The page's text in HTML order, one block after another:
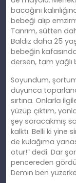
bacağını kal
bebeği alıp
Tanrım, sütten
Baldız daha 25
bebeğin
dersen, tam yağlı
Soyundum,
duyunca
sırtına. Onlarla
yüzüp çıktım,
şey soracakmış
kalktı. Belli ki yine
de kulağıma
otur!” dedi. Dar
pencereden
Demin ben